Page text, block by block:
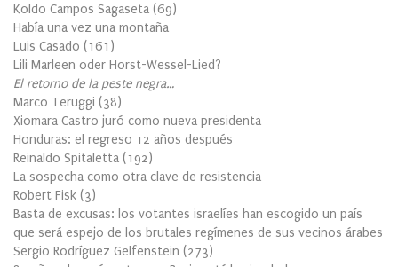
Koldo Campos Sagaseta (69)
Había una vez una montaña
Luis Casado (161 )
Lili Marleen oder Horst-Wessel-Lied?
El retorno de la peste negra…
Marco Teruggi (38)
Xiomara Castro juró como nueva presidenta
Honduras: el regreso 12 años después
Reinaldo Spitaletta (192)
La sospecha como otra clave de resistencia
Robert Fisk (3)
Basta de excusas: los votantes israelíes han escogido un país
que será espejo de los brutales regímenes de sus vecinos árabes
Sergio Rodríguez Gelfenstein (273)